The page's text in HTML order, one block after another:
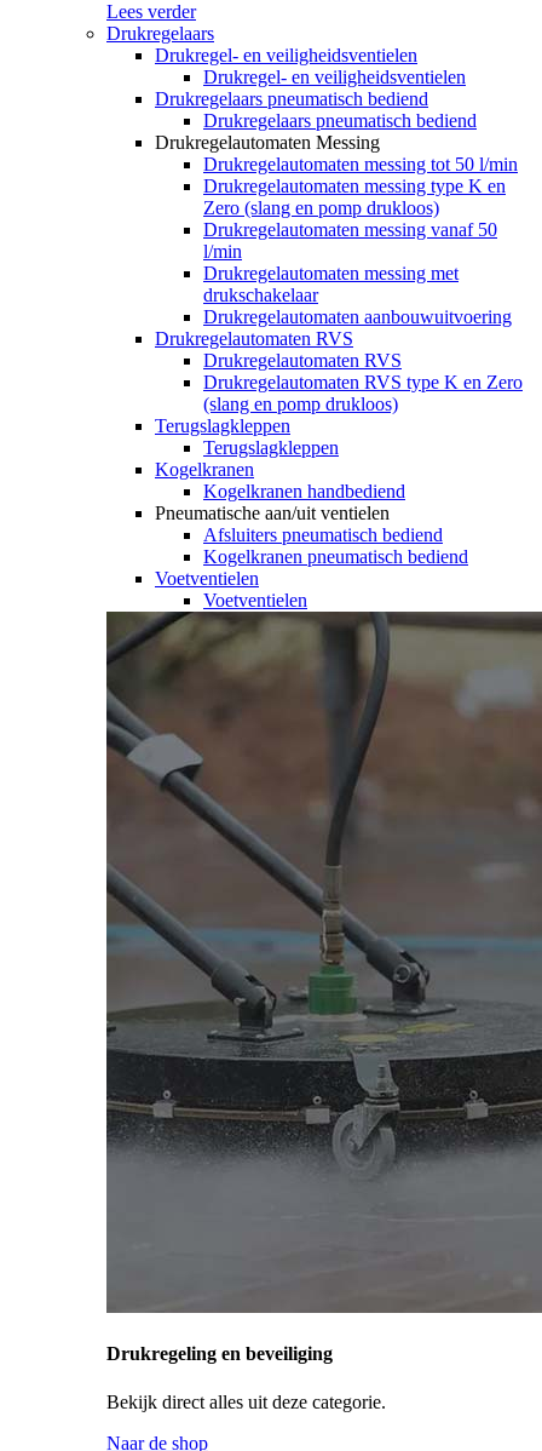
Lees verder
Drukregelaars
Drukregel- en veiligheidsventielen
Drukregel- en veiligheidsventielen
Drukregelaars pneumatisch bediend
Drukregelaars pneumatisch bediend
Drukregelautomaten Messing
Drukregelautomaten messing tot 50 l/min
Drukregelautomaten messing type K en
Zero (slang en pomp drukloos)
Drukregelautomaten messing vanaf 50
l/min
Drukregelautomaten messing met
drukschakelaar
Drukregelautomaten aanbouwuitvoering
Drukregelautomaten RVS
Drukregelautomaten RVS
Drukregelautomaten RVS type K en Zero
(slang en pomp drukloos)
Terugslagkleppen
Terugslagkleppen
Kogelkranen
Kogelkranen handbediend
Pneumatische aan/uit ventielen
Afsluiters pneumatisch bediend
Kogelkranen pneumatisch bediend
Voetventielen
Voetventielen
Drukregeling en beveiliging
Bekijk direct alles uit deze categorie.
Naar de shop